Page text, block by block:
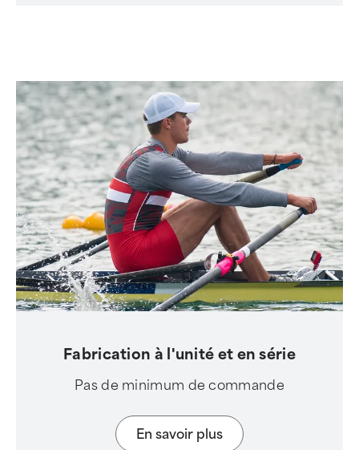
Fabrication à l'unité et en série
Pas de minimum de commande
En savoir plus